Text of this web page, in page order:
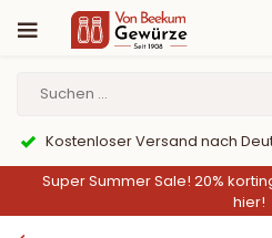
Kostenloser Versand nach
Super Summer Sale! 20%
hier!